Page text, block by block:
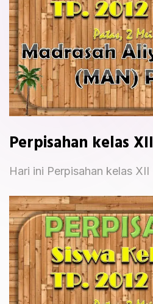
Perpisahan kelas XII
Hari ini Perpisahan kelas XII